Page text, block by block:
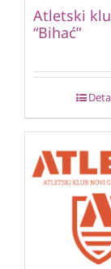
Atletski
“Bihać”